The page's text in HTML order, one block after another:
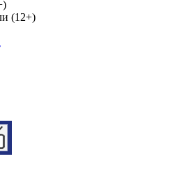
(12+)